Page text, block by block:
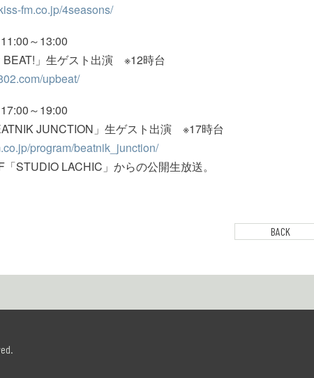
fm.co.jp/4seasons/
～13:00
BEAT!」生ゲスト出演 ※12時台
upbeat/
～19:00
JUNCTION」生ゲスト出演 ※17時台
program/beatnik_junction/
STUDIO LACHIC」からの公開生放送。
BACK